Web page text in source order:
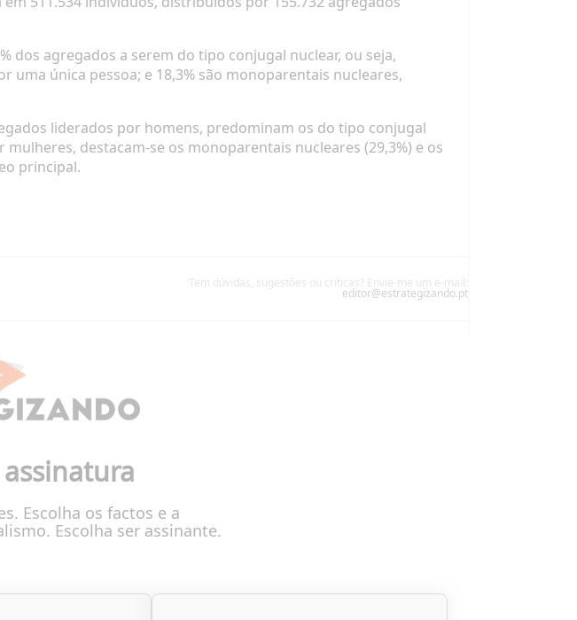
dos agregados a serem do tipo conjugal nuclear, ou seja,
única pessoa; e 18,3% são monoparentais nucleares,
liderados por homens, predominam os do tipo conjugal
destacam-se os monoparentais nucleares (29,3%) e os
principal.
Tem dúvidas, sugestões ou críticas? Envie-me um e-mail:
editor@estrategizando.pt
assinatura
Escolha os factos e a
Escolha ser assinante.